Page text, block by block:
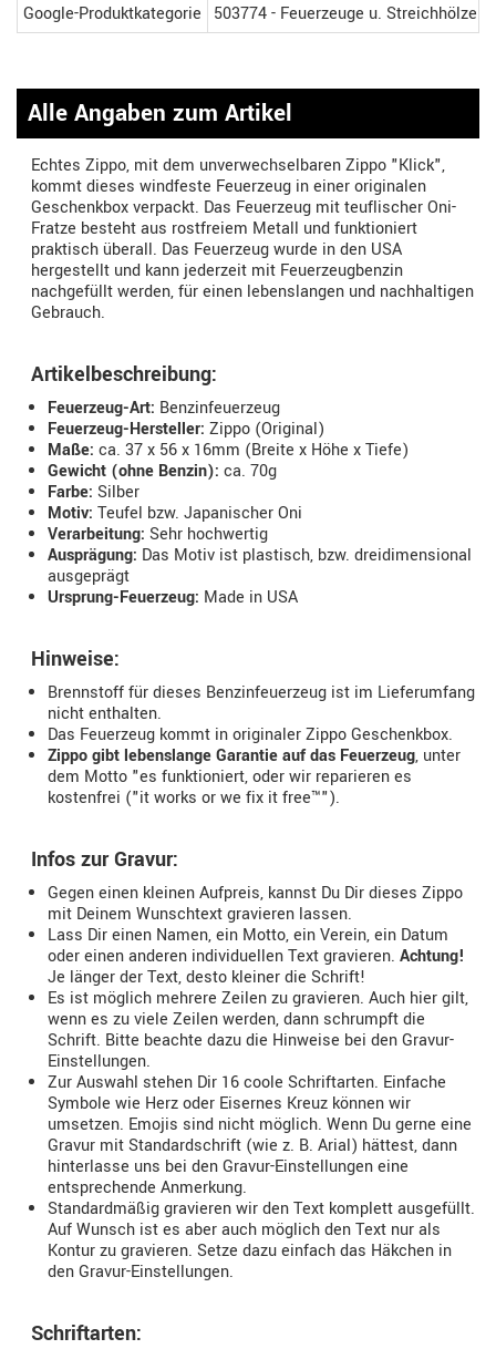
Google-Produktkategorie 503774 - Feuerzeuge u. Streichhölzer
Alle Angaben zum Artikel
Echtes Zippo, mit dem unverwechselbaren Zippo "Klick",
kommt dieses windfeste Feuerzeug in einer originalen
Geschenkbox verpackt. Das Feuerzeug mit teuflischer Oni-
Fratze besteht aus rostfreiem Metall und funktioniert
praktisch überall. Das Feuerzeug wurde in den USA
hergestellt und kann jederzeit mit Feuerzeugbenzin
nachgefüllt werden, für einen lebenslangen und nachhaltigen
Gebrauch.
Artikelbeschreibung:
Feuerzeug-Art: Benzinfeuerzeug
Feuerzeug-Hersteller: Zippo (Original)
Maße: ca. 37 x 56 x 16mm (Breite x Höhe x Tiefe)
Gewicht (ohne Benzin): ca. 70g
Farbe: Silber
Motiv: Teufel bzw. Japanischer Oni
Verarbeitung: Sehr hochwertig
Ausprägung: Das Motiv ist plastisch, bzw. dreidimensional
ausgeprägt
Ursprung-Feuerzeug: Made in USA
Hinweise:
Brennstoff für dieses Benzinfeuerzeug ist im Lieferumfang
nicht enthalten.
Das Feuerzeug kommt in originaler Zippo Geschenkbox.
Zippo gibt lebenslange Garantie auf das Feuerzeug, unter
dem Motto "es funktioniert, oder wir reparieren es
kostenfrei ("it works or we fix it free™").
Infos zur Gravur:
Gegen einen kleinen Aufpreis, kannst Du Dir dieses Zippo
mit Deinem Wunschtext gravieren lassen.
Lass Dir einen Namen, ein Motto, ein Verein, ein Datum
oder einen anderen individuellen Text gravieren. Achtung!
Je länger der Text, desto kleiner die Schrift!
Es ist möglich mehrere Zeilen zu gravieren. Auch hier gilt,
wenn es zu viele Zeilen werden, dann schrumpft die
Schrift. Bitte beachte dazu die Hinweise bei den Gravur-
Einstellungen.
Zur Auswahl stehen Dir 16 coole Schriftarten. Einfache
Symbole wie Herz oder Eisernes Kreuz können wir
umsetzen. Emojis sind nicht möglich. Wenn Du gerne eine
Gravur mit Standardschrift (wie z. B. Arial) hättest, dann
hinterlasse uns bei den Gravur-Einstellungen eine
entsprechende Anmerkung.
Standardmäßig gravieren wir den Text komplett ausgefüllt.
Auf Wunsch ist es aber auch möglich den Text nur als
Kontur zu gravieren. Setze dazu einfach das Häkchen in
den Gravur-Einstellungen.
Schriftarten: